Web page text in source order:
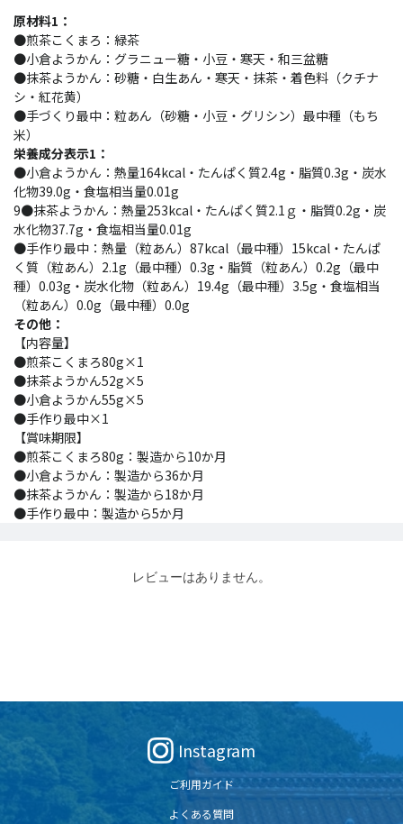
原材料1：
●煎茶こくまろ：緑茶
●小倉ようかん：グラニュー糖・小豆・寒天・和三盆糖
●抹茶ようかん：砂糖・白生あん・寒天・抹茶・着色料（クチナ
シ・紅花黄）
●手づくり最中：粒あん（砂糖・小豆・グリシン）最中種（もち
米）
栄養成分表示1：
●小倉ようかん：熱量164kcal・たんぱく質2.4g・脂質0.3g・炭水
化物39.0g・食塩相当量0.01g
9●抹茶ようかん：熱量253kcal・たんぱく質2.1ｇ・脂質0.2g・炭
水化物37.7g・食塩相当量0.01g
●手作り最中：熱量（粒あん）87kcal（最中種）15kcal・たんぱ
く質（粒あん）2.1g（最中種）0.3g・脂質（粒あん）0.2g（最中
種）0.03g・炭水化物（粒あん）19.4g（最中種）3.5g・食塩相当
（粒あん）0.0g（最中種）0.0g
その他：
【内容量】
●煎茶こくまろ80g×1
●抹茶ようかん52g×5
●小倉ようかん55g×5
●手作り最中×1
【賞味期限】
●煎茶こくまろ80g：製造から10か月
●小倉ようかん：製造から36か月
●抹茶ようかん：製造から18か月
●手作り最中：製造から5か月
レビューはありません。
Instagram
ご利用ガイド
よくある質問